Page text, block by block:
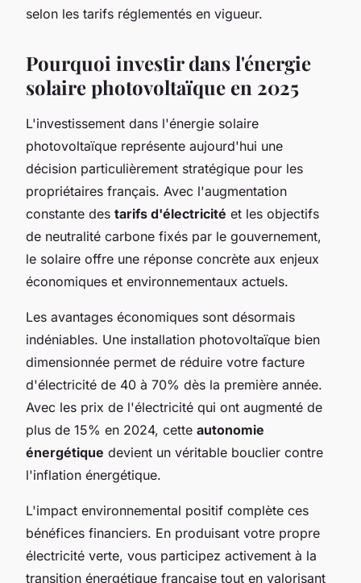
selon les tarifs réglementés en vigueur.
Pourquoi investir dans l'énergie
solaire photovoltaïque en 2025
L'investissement dans l'énergie solaire
photovoltaïque représente aujourd'hui une
décision particulièrement stratégique pour les
propriétaires français. Avec l'augmentation
constante des tarifs d'électricité et les objectifs
de neutralité carbone fixés par le gouvernement,
le solaire offre une réponse concrète aux enjeux
économiques et environnementaux actuels.
Les avantages économiques sont désormais
indéniables. Une installation photovoltaïque bien
dimensionnée permet de réduire votre facture
d'électricité de 40 à 70% dès la première année.
Avec les prix de l'électricité qui ont augmenté de
plus de 15% en 2024, cette autonomie
énergétique devient un véritable bouclier contre
l'inflation énergétique.
L'impact environnemental positif complète ces
bénéfices financiers. En produisant votre propre
électricité verte, vous participez activement à la
transition énergétique française tout en valorisant